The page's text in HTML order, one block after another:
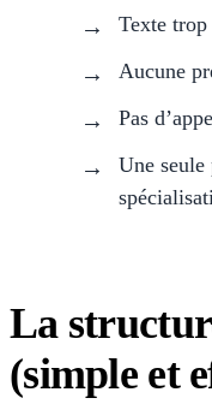
Texte
Aucune
Pas
Une seule
La
(simple et